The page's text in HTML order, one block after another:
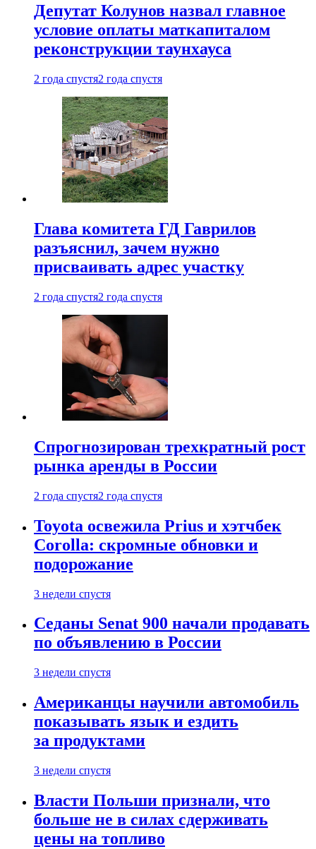
Депутат Колунов назвал главное
условие оплаты маткапиталом
реконструкции таунхауса
2 года спустя2 года спустя
Глава комитета ГД Гаврилов
разъяснил, зачем нужно
присваивать адрес участку
2 года спустя2 года спустя
Спрогнозирован трехкратный рост
рынка аренды в России
2 года спустя2 года спустя
Toyota освежила Prius и хэтчбек
Corolla: скромные обновки и
подорожание
3 недели спустя
Седаны Senat 900 начали продавать
по объявлению в России
3 недели спустя
Американцы научили автомобиль
показывать язык и ездить
за продуктами
3 недели спустя
Власти Польши признали, что
больше не в силах сдерживать
цены на топливо